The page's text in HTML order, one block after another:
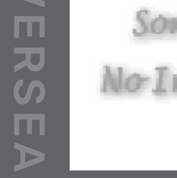
DJ
FAQ
ONLINESHOP